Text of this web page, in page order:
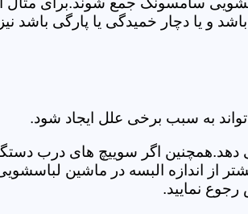
و یا دچار خمیدگی یا پارگی باشد
به سبب برخی علل ایجاد شود.
دهد.همچنین اگر سوییچ های درب
از اندازه البسه در ماشین
نمایید.